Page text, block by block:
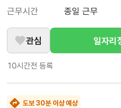
근무시간
종일 근무
관심 일자리
10시간전 등록
도보 30분 이상 예상